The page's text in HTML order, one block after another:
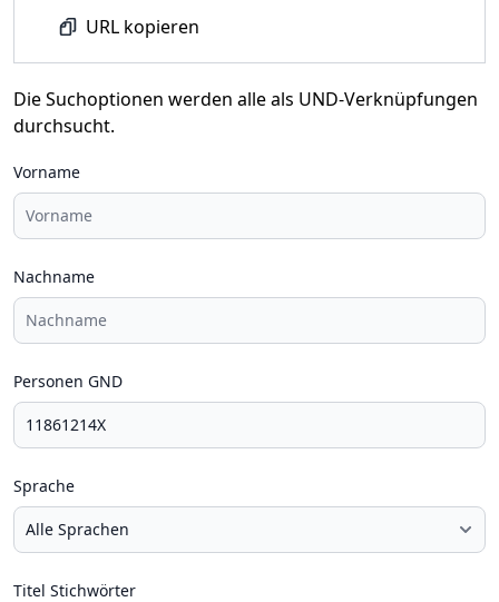
URL kopieren
Die Suchoptionen werden alle als UND-Verknüpfungen
durchsucht.
Vorname
Nachname
Personen GND
Sprache
Titel Stichwörter